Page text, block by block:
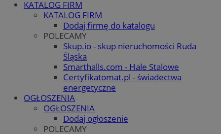
KATALOG FIRM
KATALOG FIRM
Dodaj firmę do katalogu
POLECAMY
Skup.io - skup nieruchomości Ruda
Śląska
Smarthalls.com - Hale Stalowe
Certyfikatomat.pl - świadectwa
energetyczne
OGŁOSZENIA
OGŁOSZENIA
Dodaj ogłoszenie
POLECAMY